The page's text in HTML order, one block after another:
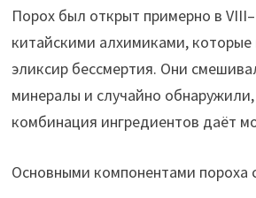
Порох был открыт примерно в
китайскими алхимиками, которые
эликсир бессмертия. Они
минералы и случайно
комбинация ингредиентов даёт
Основными компонентами пороха